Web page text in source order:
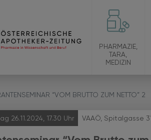
PHARMAZIE,
TARA,
MEDIZIN
“VOM BRUTTO ZUM NETTO” 2
26.11.2024, 17.30 Uhr VAAÖ, Spitalgasse